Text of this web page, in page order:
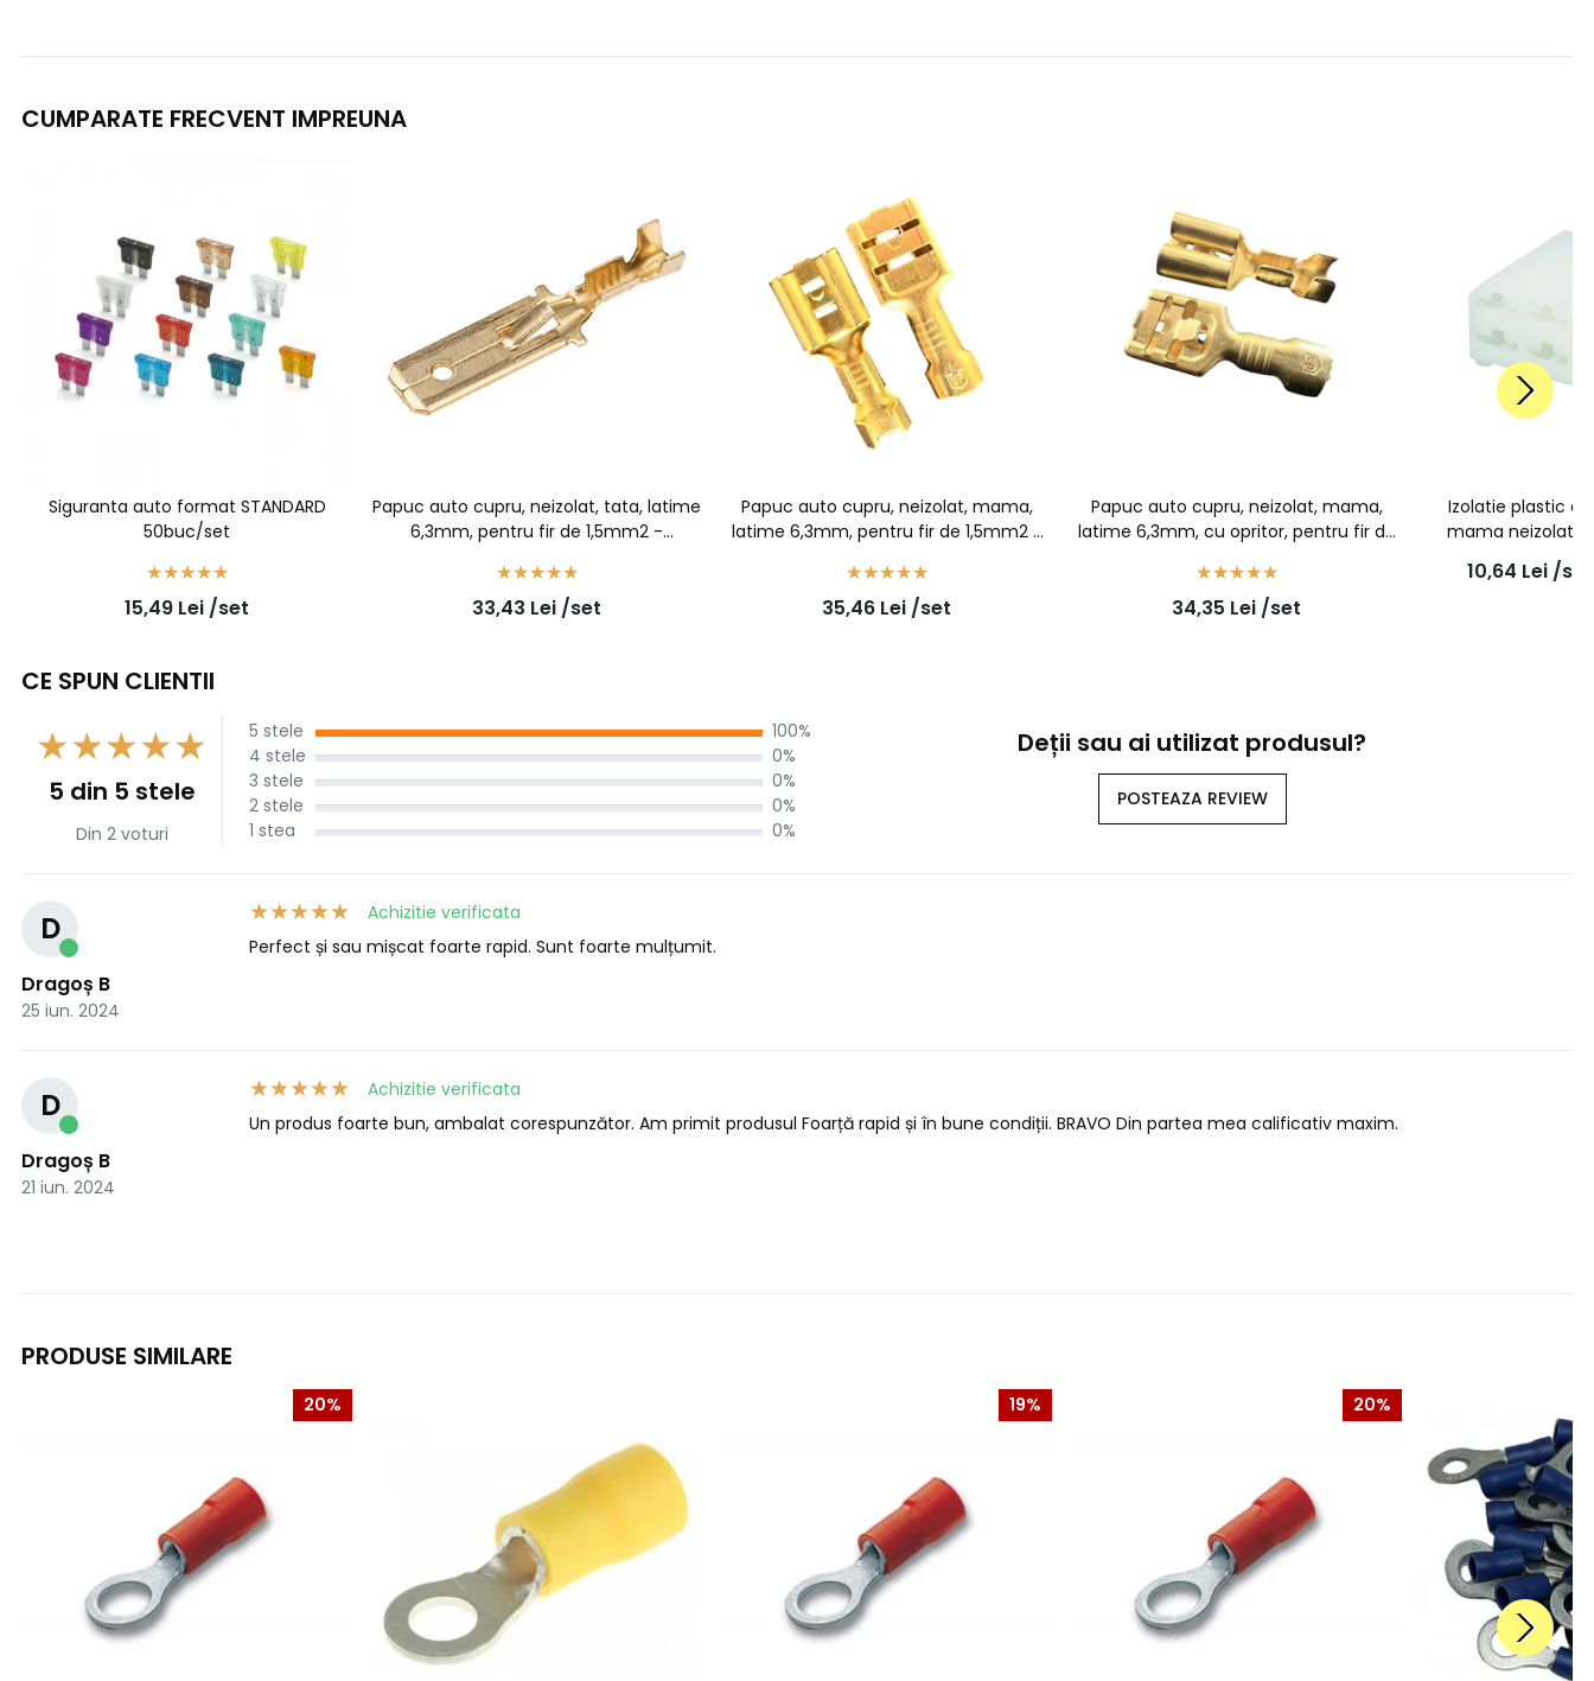
CUMPARATE FRECVENT IMPREUNA
Siguranta auto format STANDARD
50buc/set
15,49 Lei /set
Papuc auto cupru, neizolat, tata, latime
6,3mm, pentru fir de 1,5mm2 -
33,43 Lei /set
Papuc auto cupru, neizolat, mama,
latime 6,3mm, pentru fir de 1,5mm2 -
35,46 Lei /set
Papuc auto cupru, neizolat, mama,
latime 6,3mm, cu opritor, pentru fir de
34,35 Lei /set
Izolatie plastic
mama neizolat
10,64 Lei /set
CE SPUN CLIENTII
5 din 5 stele
Din 2 voturi
5 stele
100%
4 stele
0%
3 stele
0%
2 stele
0%
1 stea
0%
Deții sau ai utilizat produsul?
POSTEAZA REVIEW
D
Dragoș B
25 iun. 2024
Achizitie verificata
Perfect și sau mișcat foarte rapid. Sunt foarte mulțumit.
D
Dragoș B
21 iun. 2024
Achizitie verificata
Un produs foarte bun, ambalat corespunzător. Am primit produsul Foarță rapid și în bune condiții. BRAVO Din partea mea calificativ maxim.
PRODUSE SIMILARE
20% 19% 20%